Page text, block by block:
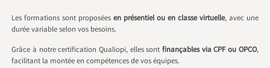
Les formations sont proposéesen présentiel ou en classe virtuelle, avec une
durée variable selon vos besoins.
Grâce à notre certification Qualiopi, elles sontfinançables via CPF ou OPCO,
facilitant la montée en compétences de vos équipes.